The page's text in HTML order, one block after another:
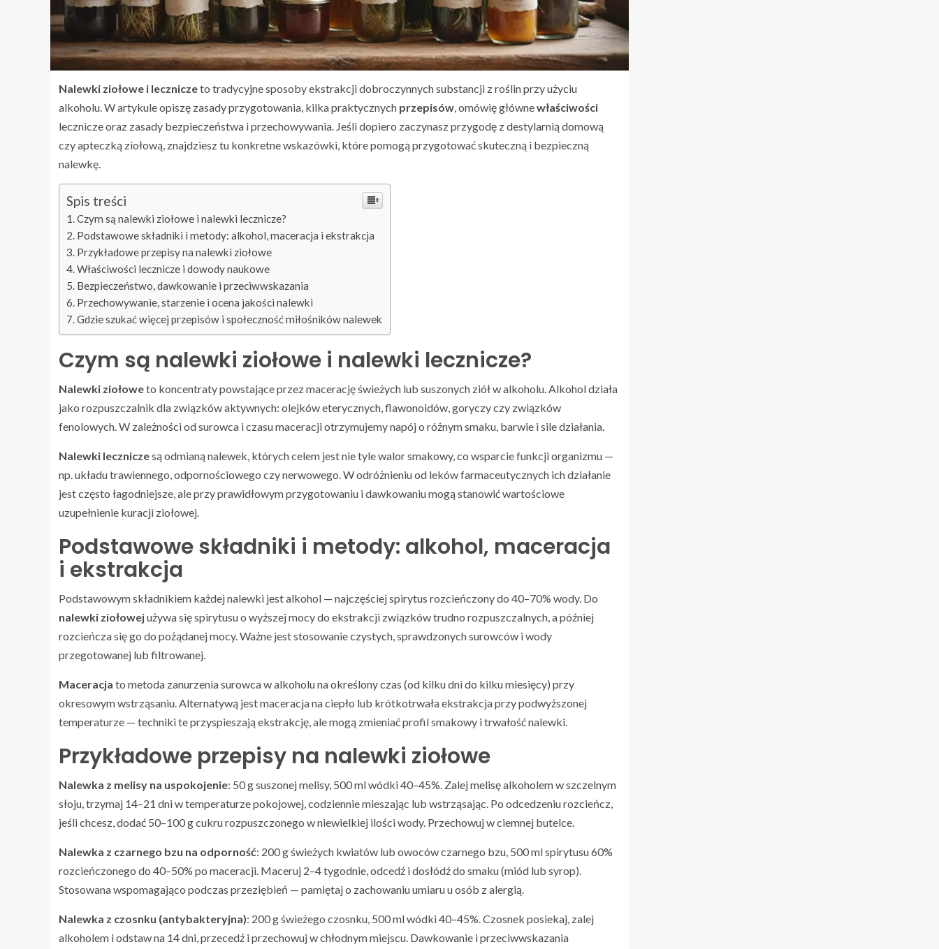
Nalewki ziołowe i leczniczeto tradycyjne sposoby ekstrakcji dobroczynnych substancji z roślin przy użyciu
alkoholu. W artykule opiszę zasady przygotowania, kilka praktycznych przepisów, omówię głównewłaściwości
lecznicze oraz zasady bezpieczeństwa i przechowywania. Jeśli dopiero zaczynasz przygodę z destylarnią domową
czy apteczką ziołową, znajdziesz tu konkretne wskazówki, które pomogą przygotować skuteczną i bezpieczną
nalewkę.
Spis treści
Czym są nalewki ziołowe i nalewki lecznicze?
Podstawowe składniki i metody: alkohol, maceracja i ekstrakcja
Przykładowe przepisy na nalewki ziołowe
Właściwości lecznicze i dowody naukowe
Bezpieczeństwo, dawkowanie i przeciwwskazania
Przechowywanie, starzenie i ocena jakości nalewki
Gdzie szukać więcej przepisów i społeczność miłośników nalewek
Czym są nalewki ziołowe i nalewki lecznicze?
Nalewki ziołoweto koncentraty powstające przez macerację świeżych lub suszonych ziół w alkoholu. Alkohol działa
jako rozpuszczalnik dla związków aktywnych: olejków eterycznych, flawonoidów, goryczy czy związków
fenolowych. W zależności od surowca i czasu maceracji otrzymujemy napój o różnym smaku, barwie i sile działania.
Nalewki leczniczesą odmianą nalewek, których celem jest nie tyle walor smakowy, co wsparcie funkcji organizmu —
np. układu trawiennego, odpornościowego czy nerwowego. W odróżnieniu od leków farmaceutycznych ich działanie
jest często łagodniejsze, ale przy prawidłowym przygotowaniu i dawkowaniu mogą stanowić wartościowe
uzupełnienie kuracji ziołowej.
Podstawowe składniki i metody: alkohol, maceracja
i ekstrakcja
Podstawowym składnikiem każdej nalewki jest alkohol — najczęściej spirytus rozcieńczony do 40–70% wody. Do
nalewki ziołowejużywa się spirytusu o wyższej mocy do ekstrakcji związków trudno rozpuszczalnych, a później
rozcieńcza się go do pożądanej mocy. Ważne jest stosowanie czystych, sprawdzonych surowców i wody
przegotowanej lub filtrowanej.
Maceracja to metoda zanurzenia surowca w alkoholu na określony czas (od kilku dni do kilku miesięcy) przy
okresowym wstrząsaniu. Alternatywą jest maceracja na ciepło lub krótkotrwała ekstrakcja przy podwyższonej
temperaturze — techniki te przyspieszają ekstrakcję, ale mogą zmieniać profil smakowy i trwałość nalewki.
Przykładowe przepisy na nalewki ziołowe
Nalewka z melisy na uspokojenie: 50 g suszonej melisy, 500 ml wódki 40–45%. Zalej melisę alkoholem w szczelnym
słoju, trzymaj 14–21 dni w temperaturze pokojowej, codziennie mieszając lub wstrząsając. Po odcedzeniu rozcieńcz,
jeśli chcesz, dodać 50–100 g cukru rozpuszczonego w niewielkiej ilości wody. Przechowuj w ciemnej butelce.
Nalewka z czarnego bzu na odporność: 200 g świeżych kwiatów lub owoców czarnego bzu, 500 ml spirytusu 60%
rozcieńczonego do 40–50% po maceracji. Maceruj 2–4 tygodnie, odcedź i dosłódź do smaku (miód lub syrop).
Stosowana wspomagająco podczas przeziębień — pamiętaj o zachowaniu umiaru u osób z alergią.
Nalewka z czosnku (antybakteryjna): 200 g świeżego czosnku, 500 ml wódki 40–45%. Czosnek posiekaj, zalej
alkoholem i odstaw na 14 dni, przecedź i przechowuj w chłodnym miejscu. Dawkowanie i przeciwwskazania